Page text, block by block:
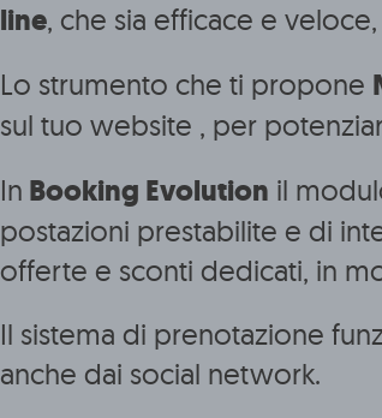
line, che sia efficace e
Lo strumento che ti propone
sul tuo website , per
In Booking Evolution il
postazioni prestabilite e di
offerte e sconti dedicati, in
Il sistema di prenotazione
anche dai social network.